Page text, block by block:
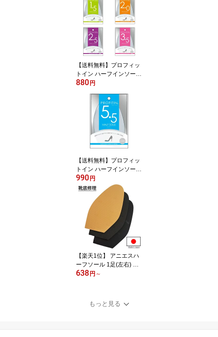
ルのみ】 革靴用
【送料無料】プロフィッ
トイン ハーフインソール
クリア つま先 サイズ調
ョン 透明ジェル 1.5mm
2.0mm 2.5mm 3.5mm パ
ンプス 靴の中敷き イン
ソール つま先 靴 サイズ
調整 インソール パンプ
ス 中敷 つま先 ル 透明
880 円
【送料無料】プロフィッ
トイン ハーフインソール
クリア 5.5mm 特厚タイ
プ サイズ調整 衝撃吸収
中敷 つま先クッション
透明ジェル ポリウレタン
ギフト インソール つま
先 つま先 ハーフインソ
ール インソール サイズ
調整 インソール 透明 中
敷 つま先 ジェル 靴 中敷
き
990 円
【楽天1位】 アニエスハ
ーフソール 1足(左右) 日
本製 靴修理 プロ仕様 合
黒 茶 ベージュ ハーフソ
ール修理用ゴム DIY対応
638 円 ～
もっと見る